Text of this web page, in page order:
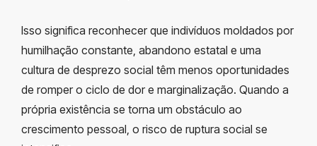
Isso significa reconhecer que indivíduos moldados por
humilhação constante, abandono estatal e uma
cultura de desprezo social têm menos oportunidades
de romper o ciclo de dor e marginalização. Quando a
própria existência se torna um obstáculo ao
crescimento pessoal, o risco de ruptura social se